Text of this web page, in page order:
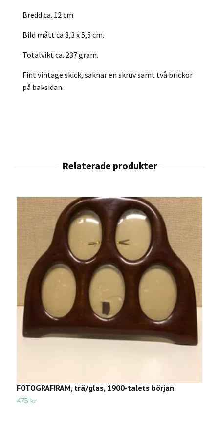
Bredd ca. 12 cm.
Bild mått ca 8,3 x 5,5 cm.
Totalvikt ca. 237 gram.
Fint vintage skick, saknar en skruv samt två brickor
på baksidan.
FOTOGRAFIRAM, trä/glas, 1900-talets början.
475 kr